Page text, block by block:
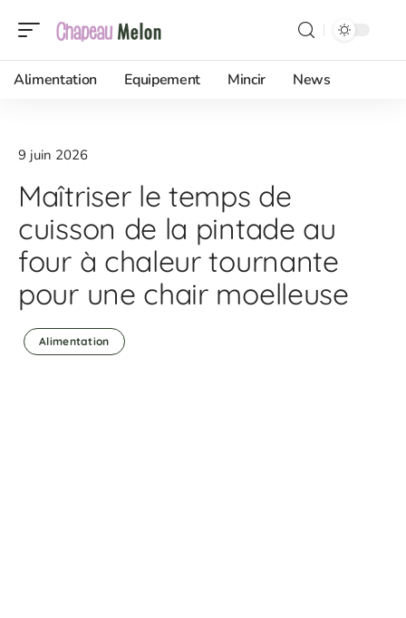
Alimentation Equipement Mincir News
9 juin 2026
Maîtriser le temps de
cuisson de la pintade au
four à chaleur tournante
pour une chair moelleuse
Alimentation